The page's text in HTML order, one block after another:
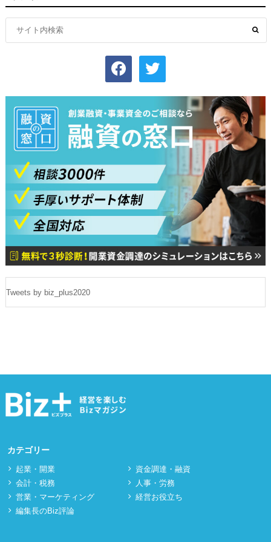
facebook twitter
Tweets by biz_plus2020
カテゴリー
起業・開業
資⾦調達・融資
会計・税務
⼈事・労務
営業・マーケティング
経営お役立ち
編集長のBiz評論